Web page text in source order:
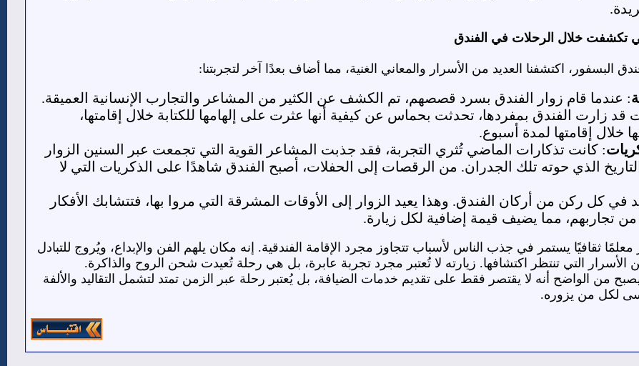
تكشفت خلال الرحلات في الفندق
البسفور، اكتشفنا العديد من الأسرار والمعاني الغنية، مما أضاف بعدًا آخر لتجربتنا:
: عندما قام زوار الفندق بسرد قصصهم، تم الكشف عن الكثير من المشاعر والتجارب الإنسانية العميقة.
قد زارت الفندق بمفردها، تحدثت بحماس عن كيفية أنها عثرت على إلهامها للكتابة خلال إقامتها،
خلال إقامتها لمدة أسبوع.
: كانت تذكارات الماضي تُثري التجربة، فقد جذبت المشاعر القوية التي تجمعت عبر السنين الزوار
الذي حوته تلك الجدران. من الرقصات إلى الحفلات، أصبح الفندق شاهدًا على الذكريات التي لا
في كل ركن من أركان الفندق. وهذا يعيد الزوار إلى الأوقات المشرقة التي مروا بها، فتتشابك الأفكار
تجاربهم، مما يضيف قيمة إضافية لكل زيارة.
معلمًا ثقافيًا يستمر في جذب الناس لأسباب تتجاوز مجرد الإقامة الفندقية. إنه مكان يلهم الفن والإبداع، ويُروج للتبادل
الأسرار التي تنتظر اكتشافها. زيارته لا تُعتبر مجرد تجربة عابرة، بل هي رحلة تُعيدت شحن الروح والذاكرة.
من الواضح أنه لا يقتصر فقط على تقديم خدمات الضيافة، بل يُعتبر رحلة عبر الزمن تمتد لتشمل التقاليد والألفة
لكل من يزوره.